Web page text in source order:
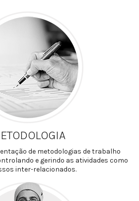
de metodologias de trabalho
e gerindo as atividades como
inter-relacionados.